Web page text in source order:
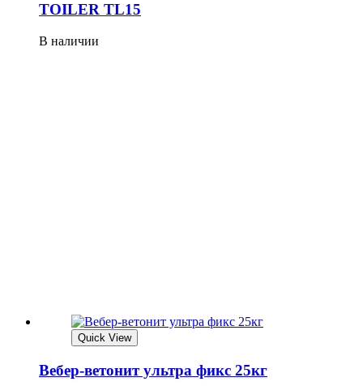
TOILER TL15
В наличии
Quick View
Вебер-ветонит ультра фикс 25кг